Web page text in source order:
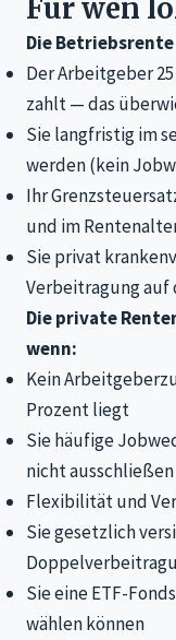
Für wen
Die
Der Arbeitgeber
zahlt — das
Sie langfristig im
werden (kein
Ihr
und im
Sie privat
Verbeitragung auf
Die private
wenn:
Kein
Prozent liegt
Sie häufige
nicht ausschließen
Flexibilität und
Sie gesetzlich
Sie eine ETF-
wählen können